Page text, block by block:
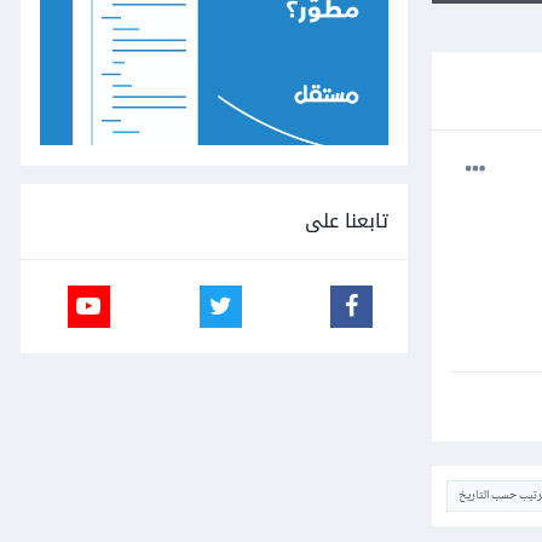
حسب التاريخ
تابعنا على